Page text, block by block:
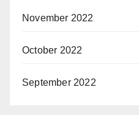
November 2022
October 2022
September 2022